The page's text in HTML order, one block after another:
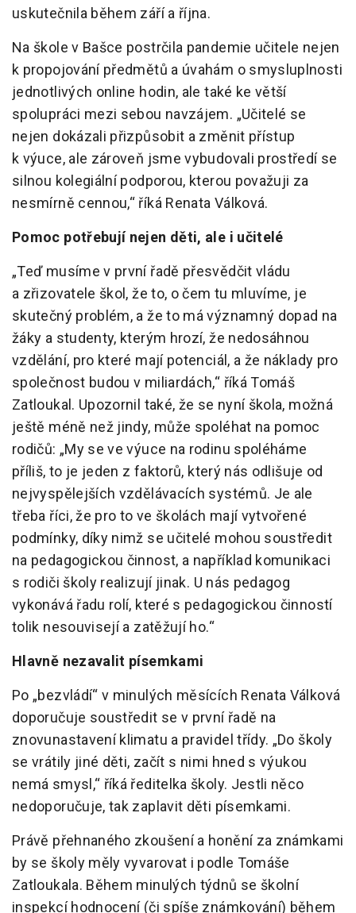
uskutečnila během září a října.
Na škole v Bašce postrčila pandemie učitele nejen
k propojování předmětů a úvahám o smysluplnosti
jednotlivých online hodin, ale také ke větší
spolupráci mezi sebou navzájem. „Učitelé se
nejen dokázali přizpůsobit a změnit přístup
k výuce, ale zároveň jsme vybudovali prostředí se
silnou kolegiální podporou, kterou považuji za
nesmírně cennou,“ říká Renata Válková.
Pomoc potřebují nejen děti, ale i učitelé
„Teď musíme v první řadě přesvědčit vládu
a zřizovatele škol, že to, o čem tu mluvíme, je
skutečný problém, a že to má významný dopad na
žáky a studenty, kterým hrozí, že nedosáhnou
vzdělání, pro které mají potenciál, a že náklady pro
společnost budou v miliardách,“ říká Tomáš
Zatloukal. Upozornil také, že se nyní škola, možná
ještě méně než jindy, může spoléhat na pomoc
rodičů: „My se ve výuce na rodinu spoléháme
příliš, to je jeden z faktorů, který nás odlišuje od
nejvyspělejších vzdělávacích systémů. Je ale
třeba říci, že pro to ve školách mají vytvořené
podmínky, díky nimž se učitelé mohou soustředit
na pedagogickou činnost, a například komunikaci
s rodiči školy realizují jinak. U nás pedagog
vykonává řadu rolí, které s pedagogickou činností
tolik nesouvisejí a zatěžují ho.“
Hlavně nezavalit písemkami
Po „bezvládí“ v minulých měsících Renata Válková
doporučuje soustředit se v první řadě na
znovunastavení klimatu a pravidel třídy. „Do školy
se vrátily jiné děti, začít s nimi hned s výukou
nemá smysl,“ říká ředitelka školy. Jestli něco
nedoporučuje, tak zaplavit děti písemkami.
Právě přehnaného zkoušení a honění za známkami
by se školy měly vyvarovat i podle Tomáše
Zatloukala. Během minulých týdnů se školní
inspekcí hodnocení (či spíše známkování) během